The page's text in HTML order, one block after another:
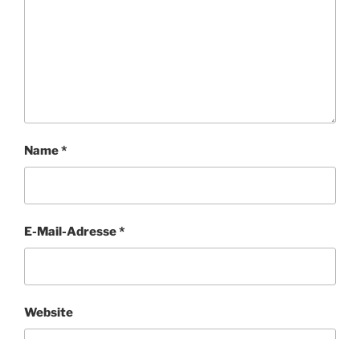
Name*
E-Mail-Adresse*
Website